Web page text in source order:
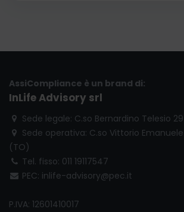
AssiCompliance è un brand di:
InLife Advisory srl
Sede legale: C.so Bernardino Telesio
Sede operativa: C.so Vittorio Emanuele
(TO)
Tel. fisso: 011 19117547
PEC: inlife-advisory@pec.it
P.IVA: 12601410017